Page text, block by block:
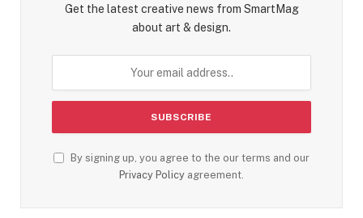
Get the latest creative news from SmartMag
about art & design.
By signing up, you agree to the our terms and our
Privacy Policy agreement.